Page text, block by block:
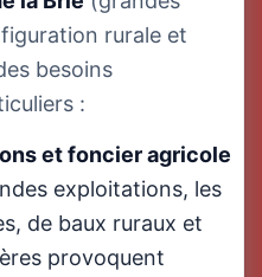
rurale et
besoins
:
et foncier agricole
exploitations, les
de baux ruraux et
provoquent